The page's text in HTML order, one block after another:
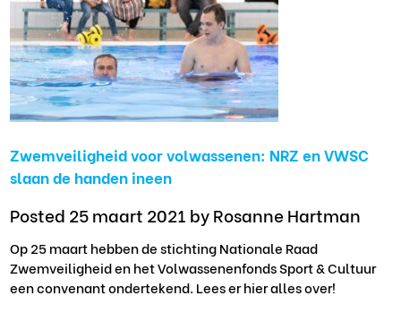
Zwemveiligheid voor volwassenen: NRZ en VWSC
slaan de handen ineen
Posted 25 maart 2021 by Rosanne Hartman
Op 25 maart hebben de stichting Nationale Raad
Zwemveiligheid en het Volwassenenfonds Sport & Cultuur
een convenant ondertekend. Lees er hier alles over!